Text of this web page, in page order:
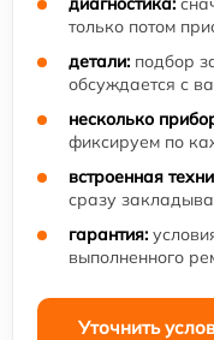
только потом
детали: подбор
обсуждается с
несколько
фиксируем по
встроенная
сразу
гарантия:
выполненного
Уточнить